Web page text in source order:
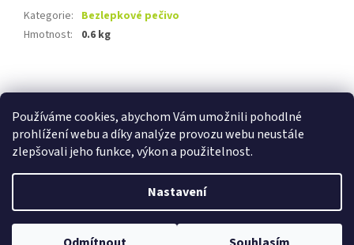
Používáme cookies, abychom Vám umožnili pohodlné
prohlížení webu a díky analýze provozu webu neustále
zlepšovali jeho funkce, výkon a použitelnost.
Nastavení
Kategorie: Bezlepkové pečivo
Hmotnost: 0.6 kg
á
Copyright 2026E-shop Ze statku Dobříš. Všechna práva